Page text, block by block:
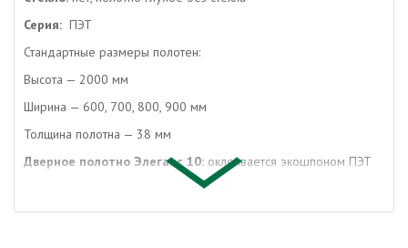
Серия: ПЭТ
Стандартные размеры полотен:
Высота — 2000 мм
Ширина — 600, 700, 800, 900 мм
Толщина полотна — 38 мм
Дверное полотно Элеганс 10: оклеивается экошпоном ПЭТ
конструкция щитовая с багетом
Отделка межкомнатной двери Элеганс